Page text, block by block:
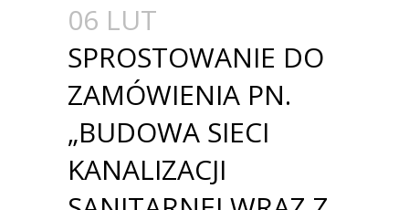
06 LUT
SPROSTOWANIE DO
ZAMÓWIENIA PN.
„BUDOWA SIECI
KANALIZACJI